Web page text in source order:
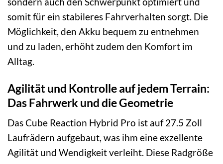
somit für ein stabileres Fahrverhalten sorgt. Die
Möglichkeit, den Akku bequem zu entnehmen
und zu laden, erhöht zudem den Komfort im
Alltag.
Agilität und Kontrolle auf jedem Terrain:
Das Fahrwerk und die Geometrie
Das Cube Reaction Hybrid Pro ist auf 27.5 Zoll
Laufrädern aufgebaut, was ihm eine exzellente
Agilität und Wendigkeit verleiht. Diese Radgröße